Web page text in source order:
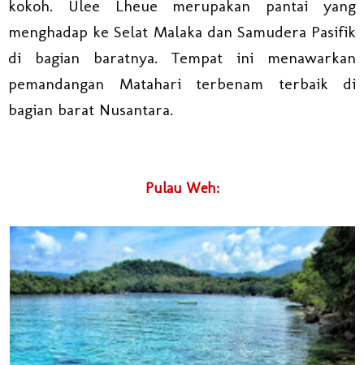
kokoh. Ulee Lheue merupakan pantai yang
menghadap ke Selat Malaka dan Samudera Pasifik
di bagian baratnya. Tempat ini menawarkan
pemandangan Matahari terbenam terbaik di
bagian barat Nusantara.
Pulau Weh: